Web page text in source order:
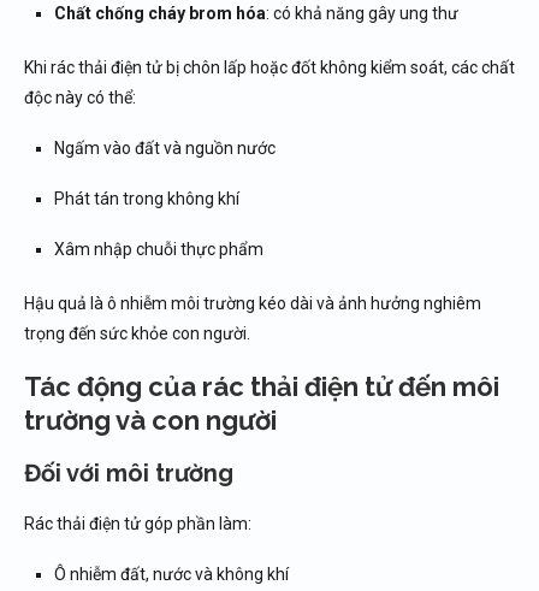
Chất chống cháy brom hóa: có khả năng gây ung thư
Khi rác thải điện tử bị chôn lấp hoặc đốt không kiểm soát, các chất
độc này có thể:
Ngấm vào đất và nguồn nước
Phát tán trong không khí
Xâm nhập chuỗi thực phẩm
Hậu quả là ô nhiễm môi trường kéo dài và ảnh hưởng nghiêm
trọng đến sức khỏe con người.
Tác động của rác thải điện tử đến môi
trường và con người
Đối với môi trường
Rác thải điện tử góp phần làm:
Ô nhiễm đất, nước và không khí